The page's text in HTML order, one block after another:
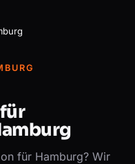
für Hamburg? Wir